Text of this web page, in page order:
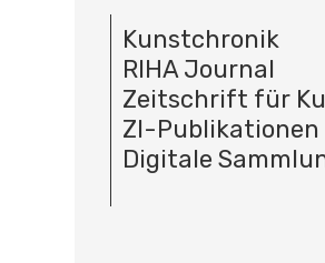
Kunstchronik
RIHA Journal
Zeitschrift für
ZI-Publikationen
Digitale